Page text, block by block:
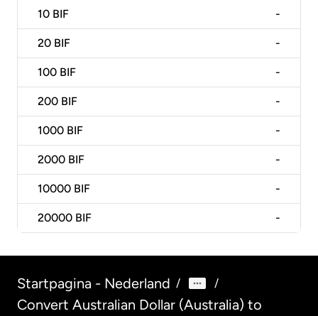
10 BIF -
20 BIF -
100 BIF -
200 BIF -
1000 BIF -
2000 BIF -
10000 BIF -
20000 BIF -
Startpagina - Nederland / /
Convert Australian Dollar (Australia) to